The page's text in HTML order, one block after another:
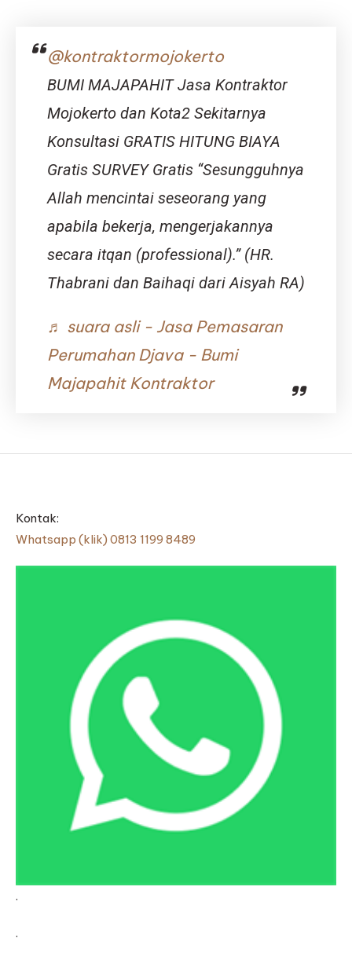
@kontraktormojokerto
BUMI MAJAPAHIT Jasa Kontraktor
Mojokerto dan Kota2 Sekitarnya
Konsultasi GRATIS HITUNG BIAYA
Gratis SURVEY Gratis “Sesungguhnya
Allah mencintai seseorang yang
apabila bekerja, mengerjakannya
secara itqan (professional).” (HR.
Thabrani dan Baihaqi dari Aisyah RA)
♬ suara asli - Jasa Pemasaran
Perumahan Djava - Bumi
Majapahit Kontraktor
Kontak:
Whatsapp (klik) 0813 1199 8489
.
.